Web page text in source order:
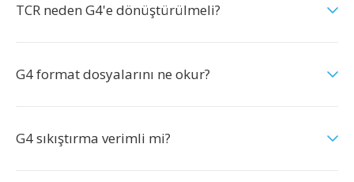
TCR neden G4'e dönüştürülmeli?
G4 format dosyalarını ne okur?
G4 sıkıştırma verimli mi?